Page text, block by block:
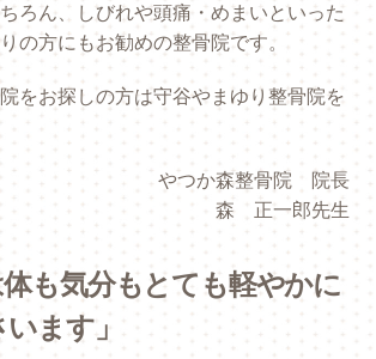
ろん、しびれや頭痛・めまいといった
の方にもお勧めの整骨院です。
をお探しの方は守谷やまゆり整骨院を
やつか森整骨院 院長
森 正一郎先生
体も気分もとても軽やかに
ます」